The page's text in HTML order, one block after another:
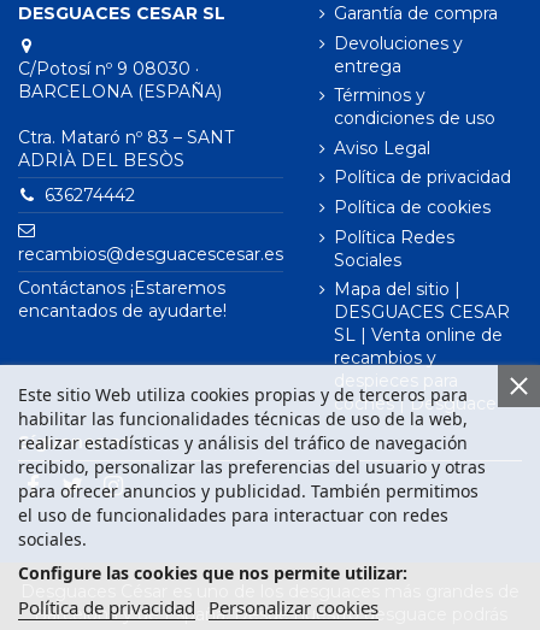
DESGUACES CESAR SL
C/Potosí nº 9 08030 ·
BARCELONA (ESPAÑA)
Ctra. Mataró nº 83 – SANT
ADRIÀ DEL BESÒS
636274442
recambios@desguacescesar.es
Contáctanos ¡Estaremos
encantados de ayudarte!
Garantía de compra
Devoluciones y
entrega
Términos y
condiciones de uso
Aviso Legal
Política de privacidad
Política de cookies
Política Redes
Sociales
Mapa del sitio |
DESGUACES CESAR
SL | Venta online de
recambios y
despieces para
coches | Desguace
Este sitio Web utiliza cookies propias y de terceros para
habilitar las funcionalidades técnicas de uso de la web,
realizar estadísticas y análisis del tráfico de navegación
recibido, personalizar las preferencias del usuario y otras
para ofrecer anuncios y publicidad. También permitimos
el uso de funcionalidades para interactuar con redes
sociales.
Configure las cookies que nos permite utilizar:
Política de privacidad Personalizar cookies
Síguenos en
Barcelona y de España. Desde nuestro desguace podrás